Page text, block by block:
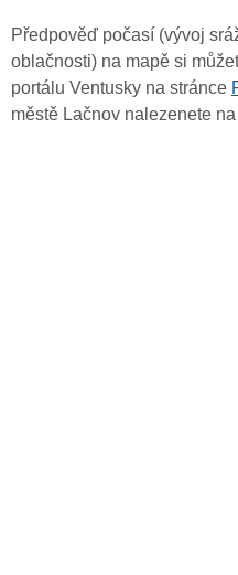
Předpověď počasí (vývoj
oblačnosti) na mapě si
portálu Ventusky na stránce
městě Lačnov nalezenete